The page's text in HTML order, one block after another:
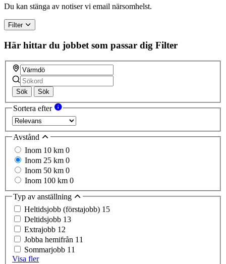
Du kan stänga av notiser vi email närsomhelst.
Filter
Här hittar du jobbet som passar dig Filter
Sök Sök
Sortera efter
Avstånd
Inom 10 km 0
Inom 25 km 0
Inom 50 km 0
Inom 100 km 0
Typ av anställning
Heltidsjobb (förstajobb) 15
Deltidsjobb 13
Extrajobb 12
Jobba hemifrån 11
Sommarjobb 11
Visa fler